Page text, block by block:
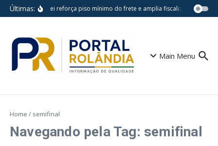
Ir para o conteúdo
Últimas:Nova lei reforça piso mínimo do frete e amplia fiscalização no
Main Menu
Home / semifinal
Navegando pela Tag: semifinal